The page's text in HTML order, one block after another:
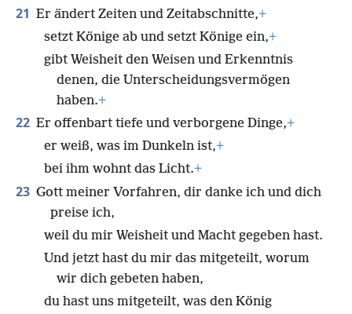
21 Er ändert Zeiten und Zeitabschnitte,+
setzt Könige ab und setzt Könige ein,+
gibt Weisheit den Weisen und Erkenntnis
denen, die Unterscheidungsvermögen
haben.+
22 Er offenbart tiefe und verborgene Dinge,+
er weiß, was im Dunkeln ist,+
bei ihm wohnt das Licht.+
23 Gott meiner Vorfahren, dir danke ich und dich
preise ich,
weil du mir Weisheit und Macht gegeben hast.
Und jetzt hast du mir das mitgeteilt, worum
wir dich gebeten haben,
du hast uns mitgeteilt, was den König